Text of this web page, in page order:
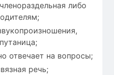
либо
отвечает на вопросы;
речь;